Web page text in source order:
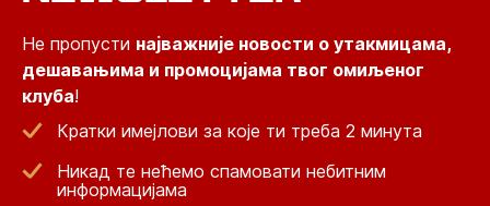
Не пропусти најважније новости о утакмицама,
дешавањима и промоцијама твог омиљеног
клуба!
Кратки имејлови за које ти треба 2 минута
Никад те нећемо спамовати небитним
информацијама